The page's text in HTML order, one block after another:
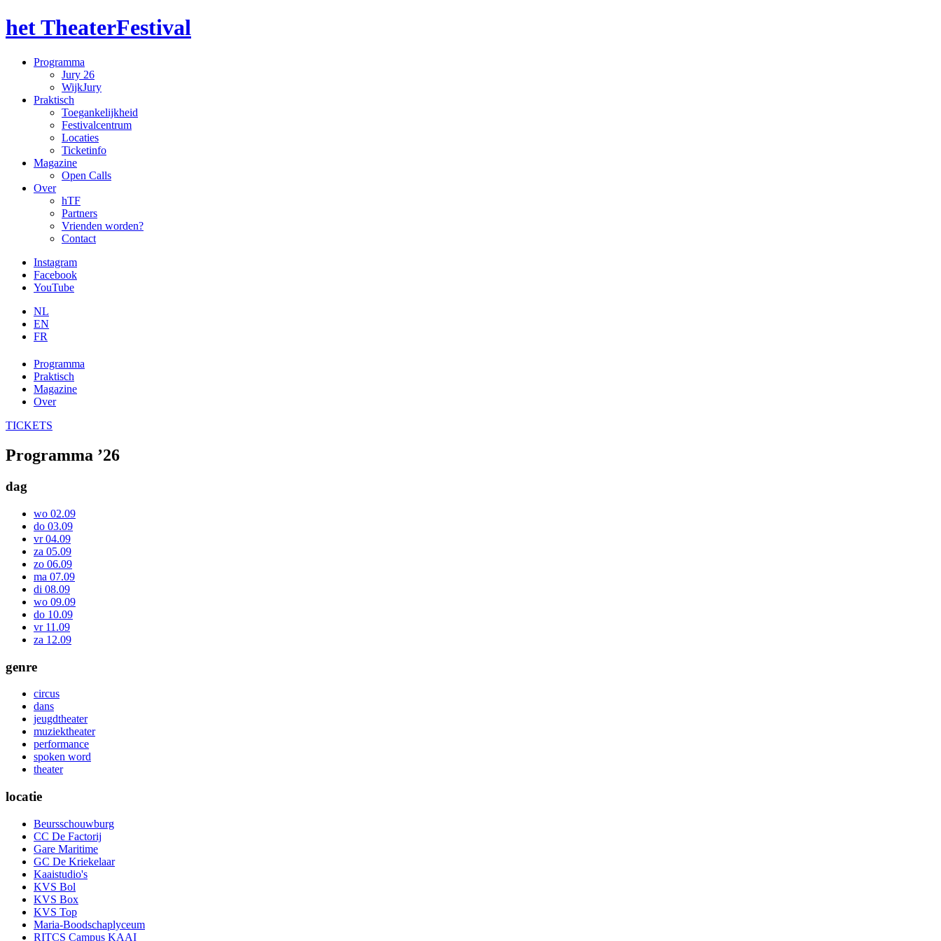
het TheaterFestival
Programma
Jury 26
WijkJury
Praktisch
Toegankelijkheid
Festivalcentrum
Locaties
Ticketinfo
Magazine
Open Calls
Over
hTF
Partners
Vrienden worden?
Contact
Instagram
Facebook
YouTube
NL
EN
FR
Programma
Praktisch
Magazine
Over
TICKETS
Programma ’26
dag
wo 02.09
do 03.09
vr 04.09
za 05.09
zo 06.09
ma 07.09
di 08.09
wo 09.09
do 10.09
vr 11.09
za 12.09
genre
circus
dans
jeugdtheater
muziektheater
performance
spoken word
theater
locatie
Beursschouwburg
CC De Factorij
Gare Maritime
GC De Kriekelaar
Kaaistudio's
KVS Bol
KVS Box
KVS Top
Maria-Boodschaplyceum
RITCS Campus KAAI